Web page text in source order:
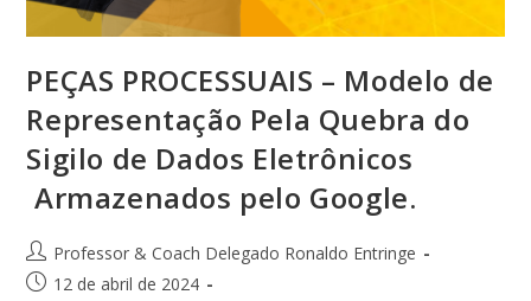
PEÇAS PROCESSUAIS – Modelo de
Representação Pela Quebra do
Sigilo de Dados Eletrônicos
Armazenados pelo Google.
Professor & Coach Delegado Ronaldo Entringe
12 de abril de 2024